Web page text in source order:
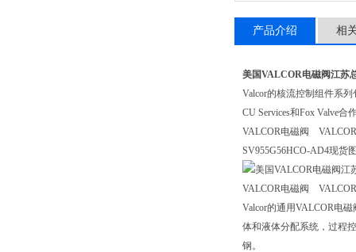
产品介绍 相
美国VALCOR电磁阀江苏
Valcor的核流控制组件系
CU Services和Fox Valve
VALCOR电磁阀
SV955G56HCO-AD4现货
VALCOR电磁阀
Valcor的通用VALCOR电
体和液体分配系统，过程
钢。